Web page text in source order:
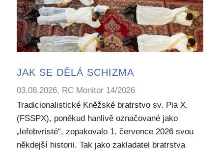
JAK SE DĚLÁ SCHIZMA
03.08.2026, RC Monitor 14/2026
Tradicionalistické Kněžské bratrstvo sv. Pia X.
(FSSPX), poněkud hanlivě označované jako
„lefebvristé“, zopakovalo 1. července 2026 svou
někdejší historii. Tak jako zakladatel bratrstva